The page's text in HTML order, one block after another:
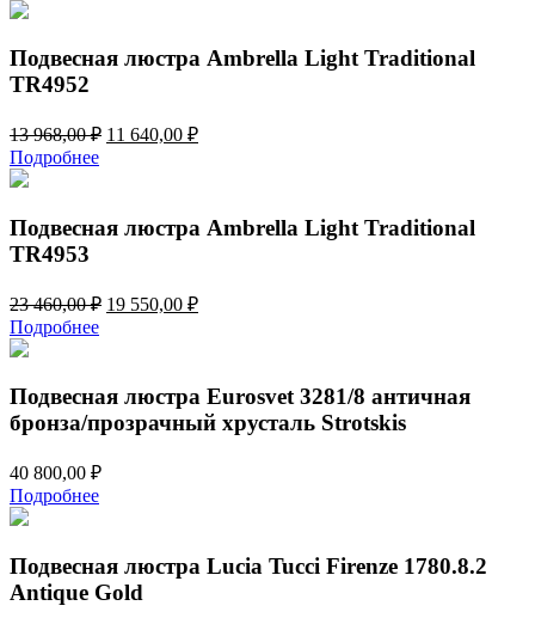
260,00 ₽.
Подвесная люстра Ambrella Light Traditional
TR4952
13 968,00₽ Первоначальная
11 640,00 ₽Текущая
Подробнее
Подвесная люстра Ambrella Light Traditional
TR4953
23 460,00₽ Первоначальная
460,00 ₽.
19 550,00 ₽Текущая
Подробнее
Подвесная люстра Eurosvet 3281/8 античная
бронза/прозрачный хрусталь Strotskis
40 800,00 ₽
Подробнее
Подвесная люстра Lucia Tucci Firenze 1780.8.2
Antique Gold